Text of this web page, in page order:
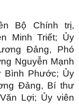
Bộ Chính trị,
Minh Triết; Ủy
Đảng, Phó
Nguyễn Mạnh
Bình Phước; Ủy
Đảng, Bí thư
Lợi; Ủy viên